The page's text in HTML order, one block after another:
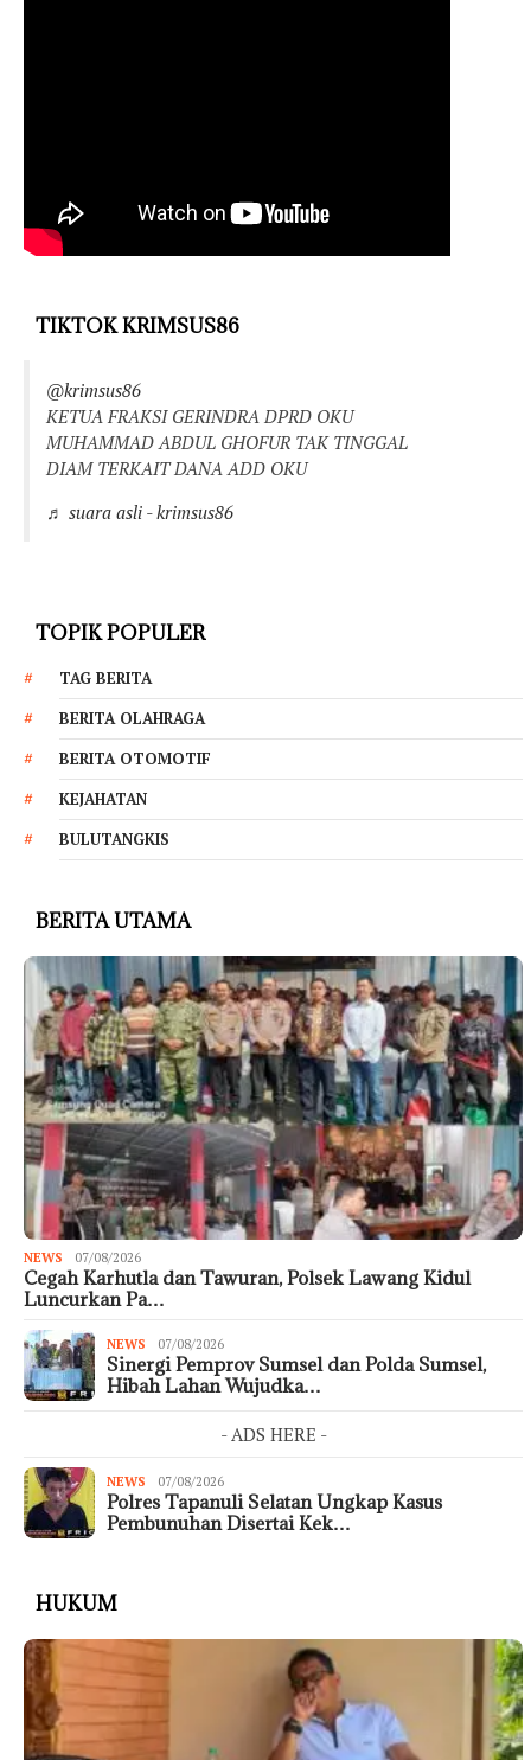
TIKTOK KRIMSUS86
@krimsus86
KETUA FRAKSI GERINDRA DPRD OKU
MUHAMMAD ABDUL GHOFUR TAK TINGGAL
DIAM TERKAIT DANA ADD OKU
♬ suara asli - krimsus86
TOPIK POPULER
TAG BERITA
BERITA OLAHRAGA
BERITA OTOMOTIF
KEJAHATAN
BULUTANGKIS
BERITA UTAMA
NEWS 07/08/2026
Cegah Karhutla dan Tawuran, Polsek Lawang Kidul
Luncurkan Pa…
NEWS 07/08/2026
Sinergi Pemprov Sumsel dan Polda Sumsel,
Hibah Lahan Wujudka…
- ADS HERE -
NEWS 07/08/2026
Polres Tapanuli Selatan Ungkap Kasus
Pembunuhan Disertai Kek…
HUKUM